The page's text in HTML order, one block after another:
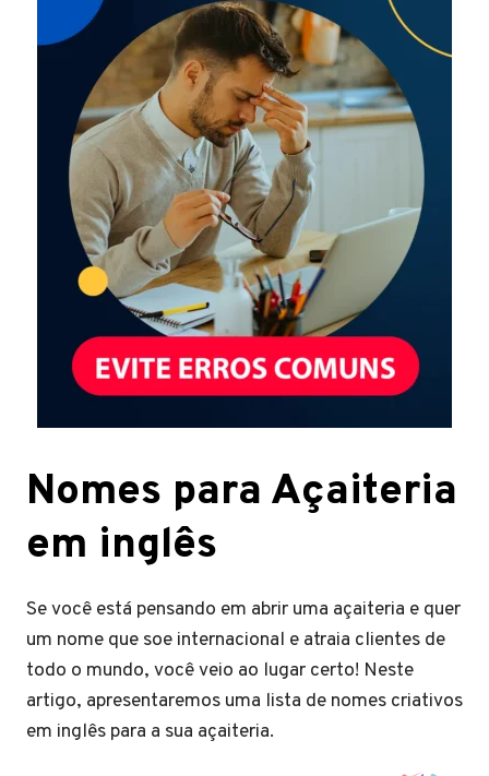
Nomes para Açaiteria
em inglês
Se você está pensando em abrir uma açaiteria e quer
um nome que soe internacional e atraia clientes de
todo o mundo, você veio ao lugar certo! Neste
artigo, apresentaremos uma lista de nomes criativos
em inglês para a sua açaiteria.